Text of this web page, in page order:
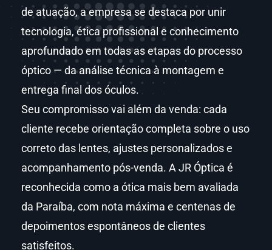
de atuação, a empresa se destaca por unir
tecnologia, ética profissional e conhecimento
aprofundado em todas as etapas do processo
óptico — da análise técnica à montagem e
entrega final dos óculos.
Seu compromisso vai além da venda: cada
cliente recebe orientação completa sobre o uso
correto das lentes, ajustes personalizados e
acompanhamento pós-venda. A JR Óptica é
reconhecida como a ótica mais bem avaliada
da Paraíba, com nota máxima e centenas de
depoimentos espontâneos de clientes
satisfeitos.